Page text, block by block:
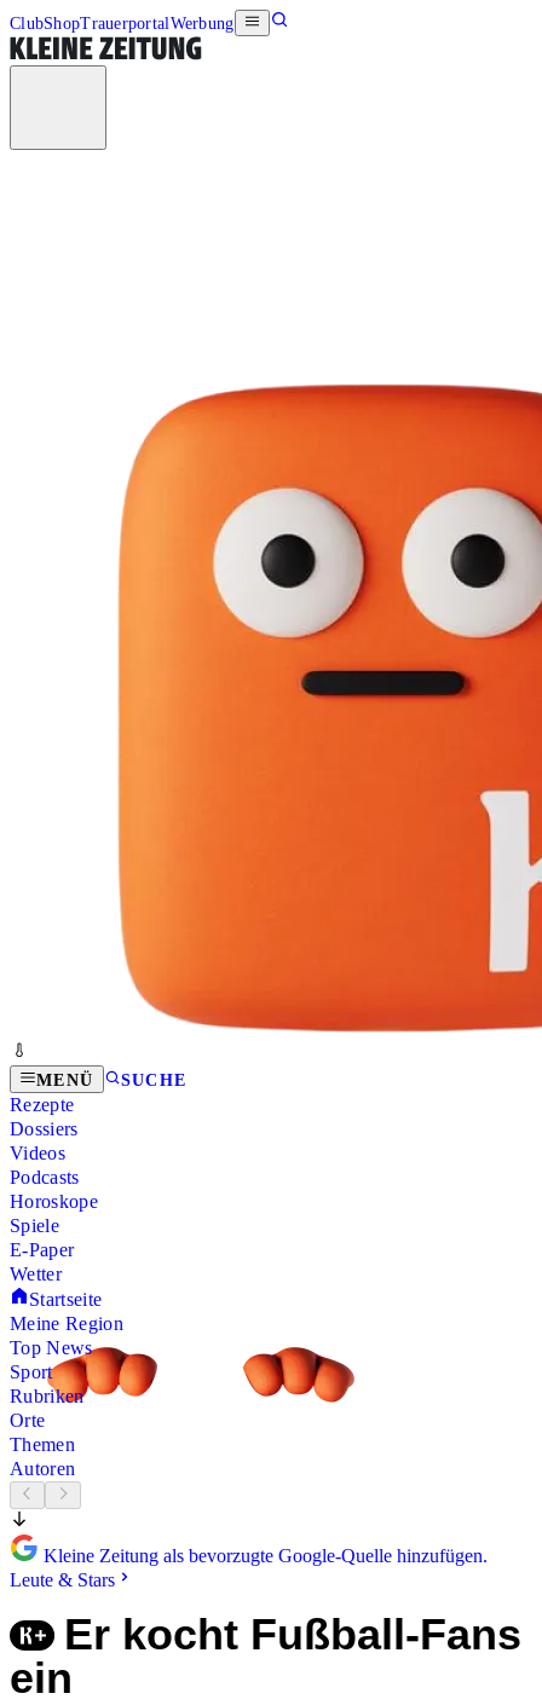
ClubShopTrauerportalWerbung
MENÜ SUCHE
Rezepte
Dossiers
Videos
Podcasts
Horoskope
Spiele
E-Paper
Wetter
Startseite
Meine Region
Top News
Sport
Rubriken
Orte
Themen
Autoren
Kleine Zeitung als bevorzugte Google-Quelle hinzufügen.
Leute & Stars
Er kocht Fußball-Fans
ein